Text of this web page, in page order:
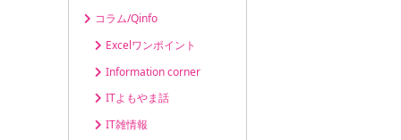
コラム/Qinfo
Excelワンポイント
Information corner
ITよもやま話
IT雑情報